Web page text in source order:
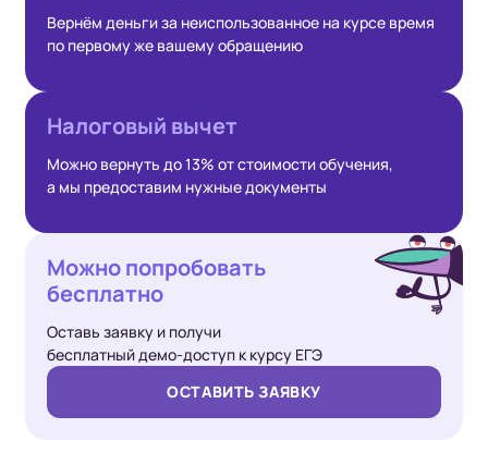
Вернём деньги за неиспользованное на курсе время
по первому же вашему обращению
Налоговый вычет
Можно вернуть до 13% от стоимости обучения,
а мы предоставим нужные документы
Можно попробовать
бесплатно
Оставь заявку и получи
бесплатный демо-доступ к курсу ЕГЭ
ОСТАВИТЬ ЗАЯВКУ